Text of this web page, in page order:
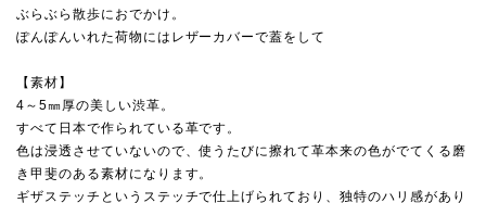
ぶらぶら散歩におでかけ。
ぽんぽんいれた荷物にはレザーカバーで蓋をして
【素材】
4～5㎜厚の美しい渋革。
すべて日本で作られている革です。
色は浸透させていないので、使うたびに擦れて革本来の色がでてくる磨
き甲斐のある素材になります。
ギザステッチというステッチで仕上げられており、独特のハリ感があり